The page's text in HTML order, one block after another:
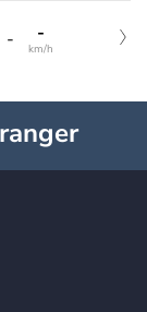
- -
km/h